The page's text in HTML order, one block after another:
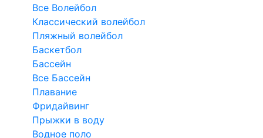
Все Волейбол
Классический волейбол
Пляжный волейбол
Баскетбол
Бассейн
Все Бассейн
Плавание
Фридайвинг
Прыжки в воду
Водное поло